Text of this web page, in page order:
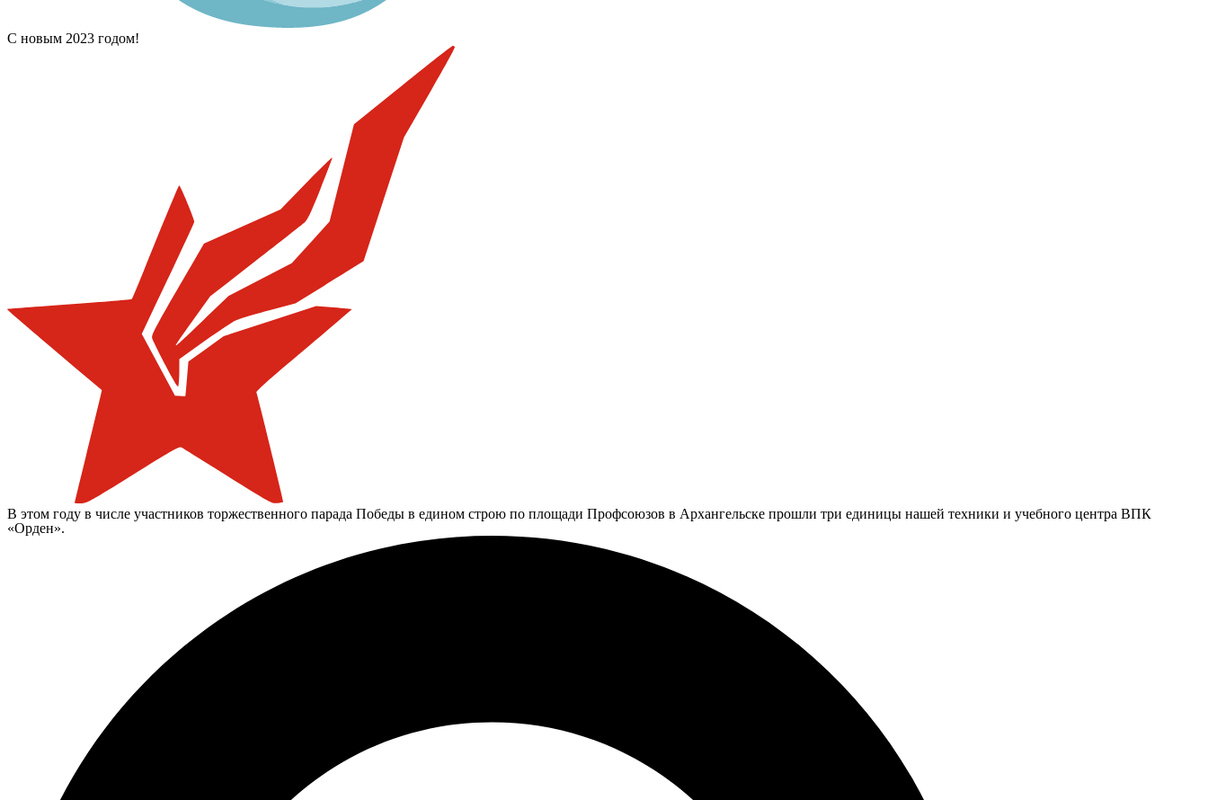
С новым 2023 годом!
В этом году в числе участников торжественного парада Победы в едином строю по площади Профсоюзов в Архангельске прошли три единицы нашей техники и учебного центра ВПК
«Орден».